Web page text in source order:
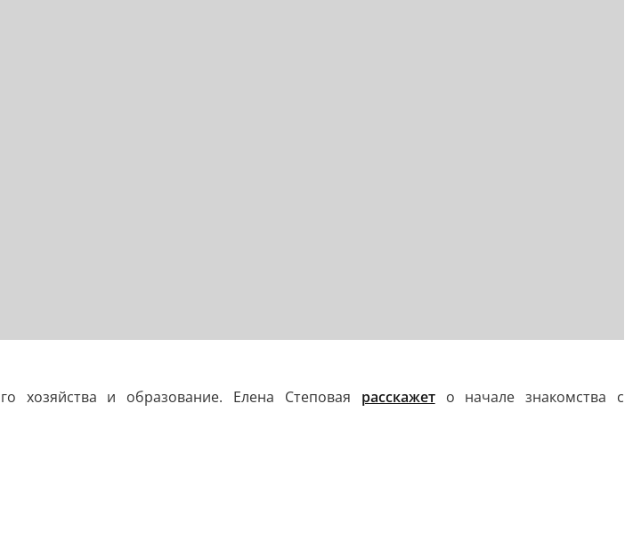
хозяйства и образование. Елена Степовая расскажето начале знакомства с